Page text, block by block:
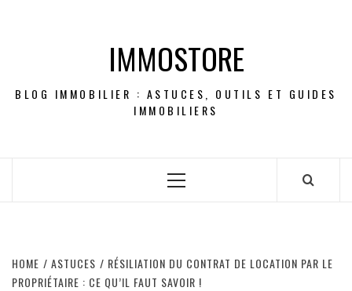
IMMOSTORE
BLOG IMMOBILIER : ASTUCES, OUTILS ET GUIDES
IMMOBILIERS
Primary
HOME ASTUCES
RÉSILIATION DU CONTRAT DE LOCATION PAR LE
PROPRIÉTAIRE : CE QU’IL FAUT SAVOIR !